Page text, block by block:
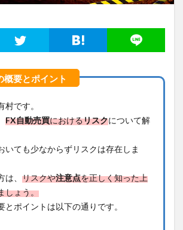
村です。
FX自動売買におけるリスクについて解
いても少なからずリスクは存在しま
、 リスクや注意点を正しく知った上
しょう。
とポイントは以下の通りです。